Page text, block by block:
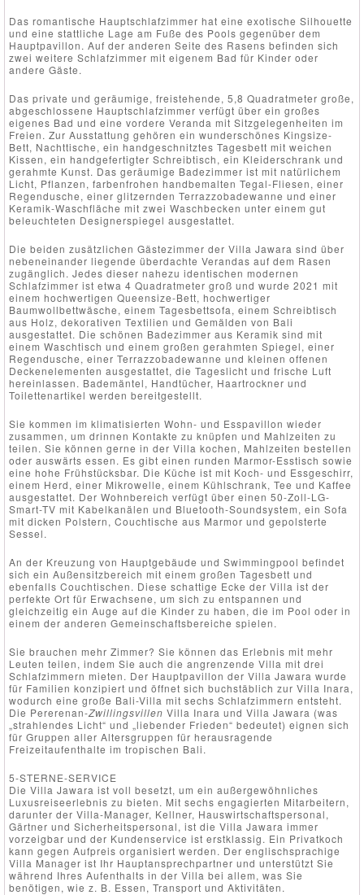
Das romantische Hauptschlafzimmer hat eine exotische Silhouette
und eine stattliche Lage am Fuße des Pools gegenüber dem
Hauptpavillon. Auf der anderen Seite des Rasens befinden sich
zwei weitere Schlafzimmer mit eigenem Bad für Kinder oder
andere Gäste.
Das private und geräumige, freistehende, 5,8 Quadratmeter große,
abgeschlossene Hauptschlafzimmer verfügt über ein großes
eigenes Bad und eine vordere Veranda mit Sitzgelegenheiten im
Freien. Zur Ausstattung gehören ein wunderschönes Kingsize-
Bett, Nachttische, ein handgeschnitztes Tagesbett mit weichen
Kissen, ein handgefertigter Schreibtisch, ein Kleiderschrank und
gerahmte Kunst. Das geräumige Badezimmer ist mit natürlichem
Licht, Pflanzen, farbenfrohen handbemalten Tegal-Fliesen, einer
Regendusche, einer glitzernden Terrazzobadewanne und einer
Keramik-Waschfläche mit zwei Waschbecken unter einem gut
beleuchteten Designerspiegel ausgestattet.
Die beiden zusätzlichen Gästezimmer der Villa Jawara sind über
nebeneinander liegende überdachte Verandas auf dem Rasen
zugänglich. Jedes dieser nahezu identischen modernen
Schlafzimmer ist etwa 4 Quadratmeter groß und wurde 2021 mit
einem hochwertigen Queensize-Bett, hochwertiger
Baumwollbettwäsche, einem Tagesbettsofa, einem Schreibtisch
aus Holz, dekorativen Textilien und Gemälden von Bali
ausgestattet. Die schönen Badezimmer aus Keramik sind mit
einem Waschtisch und einem großen gerahmten Spiegel, einer
Regendusche, einer Terrazzobadewanne und kleinen offenen
Deckenelementen ausgestattet, die Tageslicht und frische Luft
hereinlassen. Bademäntel, Handtücher, Haartrockner und
Toilettenartikel werden bereitgestellt.
Sie kommen im klimatisierten Wohn- und Esspavillon wieder
zusammen, um drinnen Kontakte zu knüpfen und Mahlzeiten zu
teilen. Sie können gerne in der Villa kochen, Mahlzeiten bestellen
oder auswärts essen. Es gibt einen runden Marmor-Esstisch sowie
eine hohe Frühstücksbar. Die Küche ist mit Koch- und Essgeschirr,
einem Herd, einer Mikrowelle, einem Kühlschrank, Tee und Kaffee
ausgestattet. Der Wohnbereich verfügt über einen 50-Zoll-LG-
Smart-TV mit Kabelkanälen und Bluetooth-Soundsystem, ein Sofa
mit dicken Polstern, Couchtische aus Marmor und gepolsterte
Sessel.
An der Kreuzung von Hauptgebäude und Swimmingpool befindet
sich ein Außensitzbereich mit einem großen Tagesbett und
ebenfalls Couchtischen. Diese schattige Ecke der Villa ist der
perfekte Ort für Erwachsene, um sich zu entspannen und
gleichzeitig ein Auge auf die Kinder zu haben, die im Pool oder in
einem der anderen Gemeinschaftsbereiche spielen.
Sie brauchen mehr Zimmer? Sie können das Erlebnis mit mehr
Leuten teilen, indem Sie auch die angrenzende Villa mit drei
Schlafzimmern mieten. Der Hauptpavillon der Villa Jawara wurde
für Familien konzipiert und öffnet sich buchstäblich zur Villa Inara,
wodurch eine große Bali-Villa mit sechs Schlafzimmern entsteht.
Die Pererenan-Zwillingsvillen Villa Inara und Villa Jawara (was
„strahlendes Licht“ und „liebender Frieden“ bedeutet) eignen sich
für Gruppen aller Altersgruppen für herausragende
Freizeitaufenthalte im tropischen Bali.
5-STERNE-SERVICE
Die Villa Jawara ist voll besetzt, um ein außergewöhnliches
Luxusreiseerlebnis zu bieten. Mit sechs engagierten Mitarbeitern,
darunter der Villa-Manager, Kellner, Hauswirtschaftspersonal,
Gärtner und Sicherheitspersonal, ist die Villa Jawara immer
vorzeigbar und der Kundenservice ist erstklassig. Ein Privatkoch
kann gegen Aufpreis organisiert werden. Der englischsprachige
Villa Manager ist Ihr Hauptansprechpartner und unterstützt Sie
während Ihres Aufenthalts in der Villa bei allem, was Sie
benötigen, wie z. B. Essen, Transport und Aktivitäten.